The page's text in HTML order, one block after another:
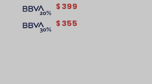
$355
$399